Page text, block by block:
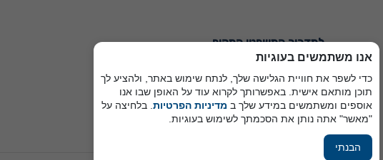
למדריך המשפטי המקיף ←
אנו משתמשים בעוגיות
כדי לשפר את חוויית הגלישה שלך, לנתח שימוש באתר, ולהציע לך
תוכן מותאם אישית. באפשרותך לקרוא עוד על האופן שבו אנו
אוספים ומשתמשים במידע שלך ב מדיניות הפרטיות . בלחיצה על
"מאשר" אתה נותן את הסכמתך לשימוש בעוגיות.
הבנתי